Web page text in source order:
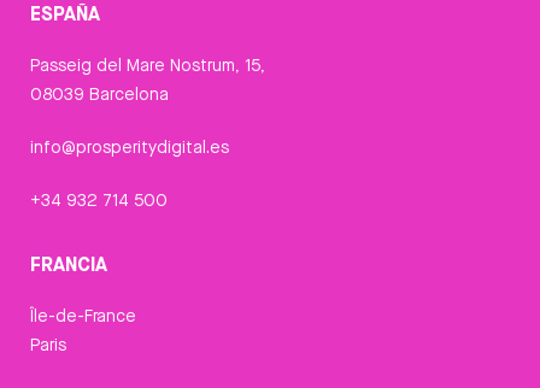
ESPAÑA
Passeig del Mare Nostrum, 15,
08039 Barcelona
info@prosperitydigital.es
+34 932 714 500
FRANCIA
Île-de-France
Paris